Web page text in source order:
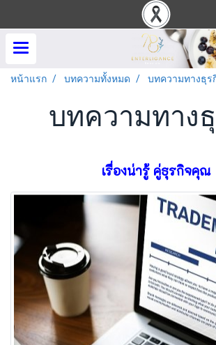
หน้าแรก บทความทั้งหมด บทความทางธุร
บทความทาง
เรื่องน่ารู้ คู่ธุรกิจคุณ